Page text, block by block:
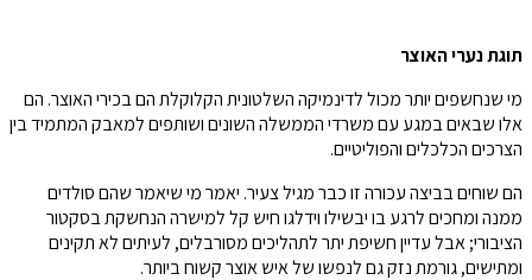
תוגת נערי האוצר
מי שנחשפים יותר מכול לדינמיקה השלטונית הקלוקלת הם בכירי האוצר. הם
אלו שבאים במגע עם משרדי הממשלה השונים ושותפים למאבק המתמיד בין
הצרכים הכלכלים והפוליטיים.
הם שוחים בביצה עכורה זו כבר מגיל צעיר. יאמר מי שיאמר שהם סולדים
ממנה ומחכים לרגע בו יבשילו וידלגו חיש קל למישרה הנחשקת בסקטור
הציבורי; אבל עדיין חשיפת יתר לתהליכים מסורבלים, לעיתים לא תקינים
ומתישים, גורמת נזק גם לנפשו של איש אוצר קשוח ביותר.